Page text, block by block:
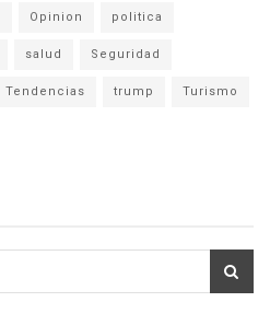
Opinion politica
salud Seguridad
Tendencias trump Turismo